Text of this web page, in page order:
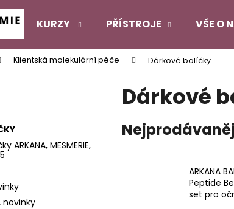
KURZY PŘÍSTROJE VŠE O
Klientská molekulární péče Dárkové balíčky
ARKANA, MESMERIE,
novinky
Dárkové
ARKANA
Peptide
set pro
Co